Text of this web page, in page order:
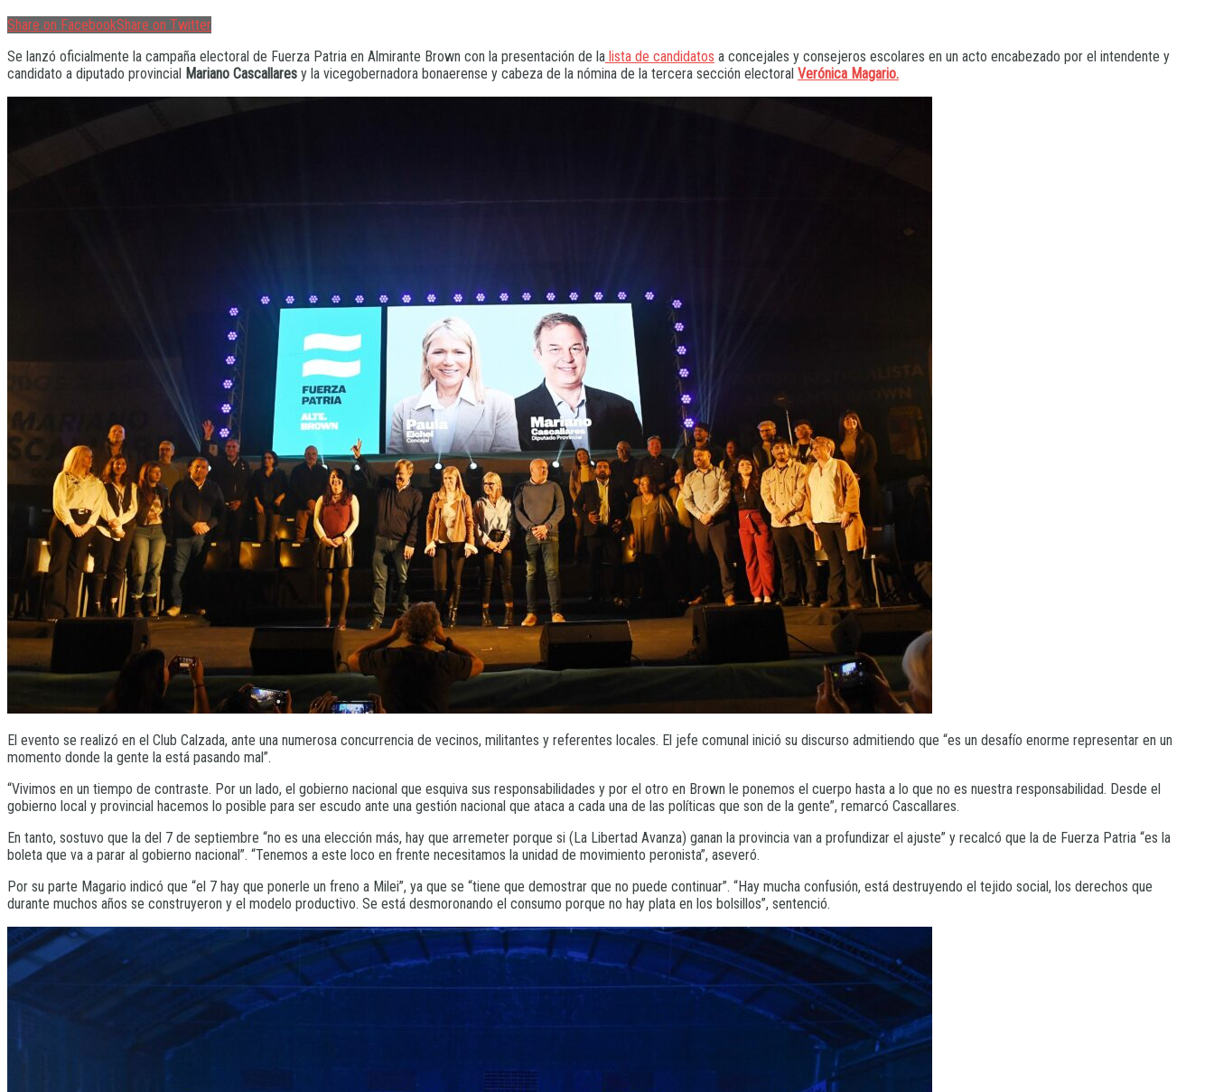
Share on FacebookShare on Twitter
Se lanzó oficialmente la campaña electoral de Fuerza Patria en Almirante Brown con la presentación de la lista de candidatos a concejales y consejeros escolares en un acto encabezado por el intendente y
candidato a diputado provincial Mariano Cascallares y la vicegobernadora bonaerense y cabeza de la nómina de la tercera sección electoral Verónica Magario.
El evento se realizó en el Club Calzada, ante una numerosa concurrencia de vecinos, militantes y referentes locales. El jefe comunal inició su discurso admitiendo que “es un desafío enorme representar en un
momento donde la gente la está pasando mal”.
“Vivimos en un tiempo de contraste. Por un lado, el gobierno nacional que esquiva sus responsabilidades y por el otro en Brown le ponemos el cuerpo hasta a lo que no es nuestra responsabilidad. Desde el
gobierno local y provincial hacemos lo posible para ser escudo ante una gestión nacional que ataca a cada una de las políticas que son de la gente”, remarcó Cascallares.
En tanto, sostuvo que la del 7 de septiembre “no es una elección más, hay que arremeter porque si (La Libertad Avanza) ganan la provincia van a profundizar el ajuste” y recalcó que la de Fuerza Patria “es la
boleta que va a parar al gobierno nacional”. “Tenemos a este loco en frente necesitamos la unidad de movimiento peronista”, aseveró.
Por su parte Magario indicó que “el 7 hay que ponerle un freno a Milei”, ya que se “tiene que demostrar que no puede continuar”. “Hay mucha confusión, está destruyendo el tejido social, los derechos que
durante muchos años se construyeron y el modelo productivo. Se está desmoronando el consumo porque no hay plata en los bolsillos”, sentenció.